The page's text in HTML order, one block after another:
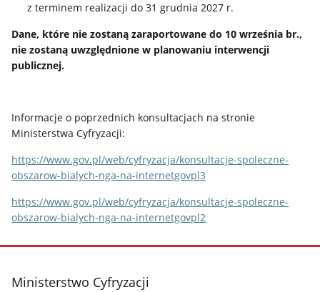
z terminem realizacji do 31 grudnia 2027 r.
Dane, które nie zostaną zaraportowane do 10 września br.,
nie zostaną uwzględnione w planowaniu interwencji
publicznej.
Informacje o poprzednich konsultacjach na stronie
Ministerstwa Cyfryzacji:
https://www.gov.pl/web/cyfryzacja/konsultacje-spoleczne-
obszarow-bialych-nga-na-internetgovpl3
https://www.gov.pl/web/cyfryzacja/konsultacje-spoleczne-
obszarow-bialych-nga-na-internetgovpl2
stopka
Ministerstwo Cyfryzacji